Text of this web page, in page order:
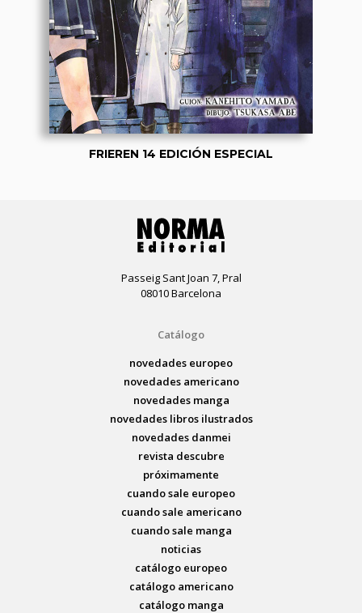
FRIEREN 14 EDICIÓN ESPECIAL
Passeig Sant Joan 7, Pral
08010 Barcelona
Catálogo
novedades europeo
novedades americano
novedades manga
novedades libros ilustrados
novedades danmei
revista descubre
próximamente
cuando sale europeo
cuando sale americano
cuando sale manga
noticias
catálogo europeo
catálogo americano
catálogo manga